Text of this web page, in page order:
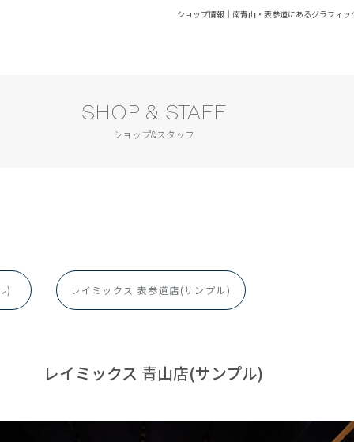
ショップ情報｜南青山・表参道にあるグラフィ
SHOP & STAFF
ショップ&スタッフ
) レイミックス 表参道店(サンプル)
レイミックス 青山店(サンプル)